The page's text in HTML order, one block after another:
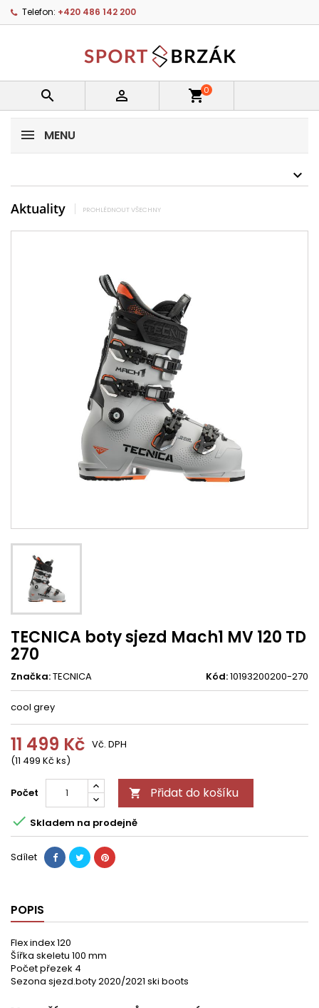
Telefon: +420 486 142 200
  shopping_cart0
MENU
Aktuality PROHLÉDNOUT VŠECHNY
TECNICA boty sjezd Mach1 MV 120 TD
270
Značka:TECNICA Kód:10193200200-270
cool grey
11 499 Kč
(11 499 Kč ks)
Vč. DPH
Počet  Přidat do košíku
 Skladem na prodejně
Sdílet
POPIS
Flex index 120
Šířka skeletu 100 mm
Počet přezek 4
Sezona sjezd.boty 2020/2021 ski boots